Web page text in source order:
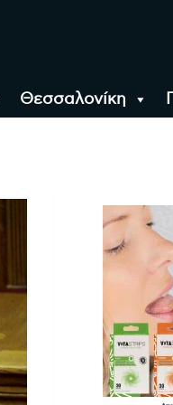
Θεσσαλονίκη